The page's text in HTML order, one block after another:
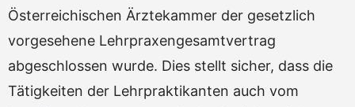
Österreichischen Ärztekammer der gesetzlich
vorgesehene Lehrpraxengesamtvertrag
abgeschlossen wurde. Dies stellt sicher, dass die
Tätigkeiten der Lehrpraktikanten auch vom